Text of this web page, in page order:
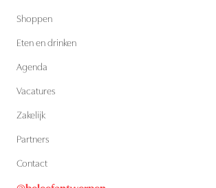
Shoppen
Eten en drinken
Agenda
Vacatures
Zakelijk
Partners
Contact